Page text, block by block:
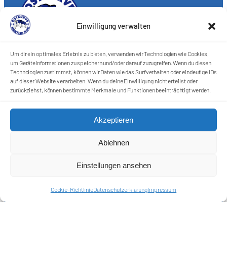
Einwilligung verwalten
Um dir ein optimales Erlebnis zu bieten, verwenden wir Technologien wie Cookies,
um Geräteinformationen zu speichern und/oder darauf zuzugreifen. Wenn du diesen
Technologien zustimmst, können wir Daten wie das Surfverhalten oder eindeutige IDs
auf dieser Website verarbeiten. Wenn du deine Einwilligung nicht erteilst oder
zurückziehst, können bestimmte Merkmale und Funktionen beeinträchtigt werden.
Akzeptieren
Ablehnen
Einstellungen ansehen
Cookie-RichtlinieDatenschutzerklärungImpressum
Förderkreis Ostkurve e.V.
Sei ein Teil des Ganzen!
Kontakt
Datenschutzerklärung